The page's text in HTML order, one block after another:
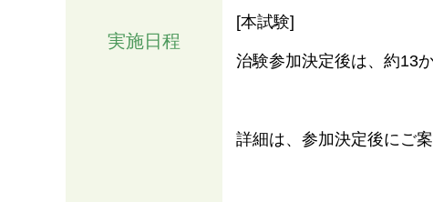
実施日程
[本試験]
治験参加決定後は、約13
詳細は、参加決定後にご案